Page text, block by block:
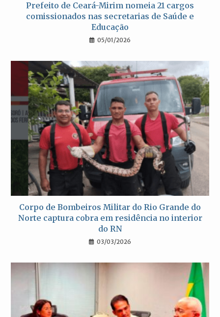
Prefeito de Ceará-Mirim nomeia 21 cargos
comissionados nas secretarias de Saúde e
Educação
05/01/2026
Corpo de Bombeiros Militar do Rio Grande do
Norte captura cobra em residência no interior
do RN
03/03/2026